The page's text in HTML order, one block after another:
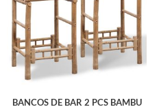
BANCOS DE BAR 2 PCS BAMBU